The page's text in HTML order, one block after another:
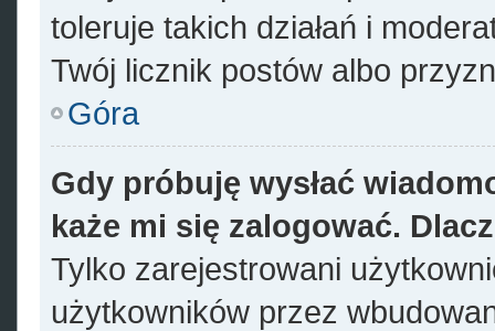
toleruje takich działań i
Twój licznik postów albo
Góra
Gdy próbuję wysłać
każe mi się zalogować.
Tylko zarejestrowani
użytkowników przez